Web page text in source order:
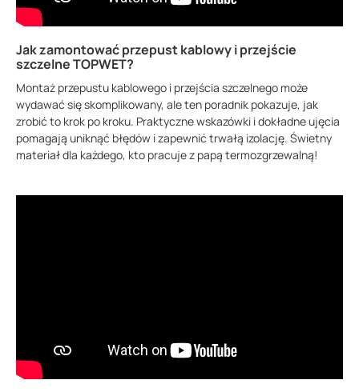
Jak zamontować przepust kablowy i przejście
szczelne TOPWET?
Montaż przepustu kablowego i przejścia szczelnego może
wydawać się skomplikowany, ale ten poradnik pokazuje, jak
zrobić to krok po kroku. Praktyczne wskazówki i dokładne ujęcia
pomagają uniknąć błędów i zapewnić trwałą izolację. Świetny
materiał dla każdego, kto pracuje z papą termozgrzewalną!